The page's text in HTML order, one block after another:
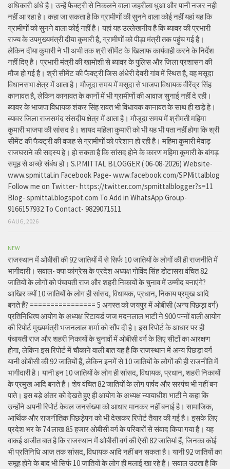
अधिकारी अंधे है। उन्हें फैक्ट्री से निकलने वाला जहरीला धुआ और पानी नजर नही
नहीं आ रहा है। कहा जा सकता है कि ग्रामीणों की सुनने वाला कोई नहीं यहां यह कि
ग्रामीणों को सुनने वाला कोई नहीं है। यहां यह उल्लेखनीय है कि ब्यावर की प्रभारी
राज्य के उपमुख्यमंत्री दीया कुमारी है, ग्रामीणों को पीड़ा मंत्री तक पहुंच गई है।
लेकिन दीया कुमारी ने भी अभी तक श्री सीमेंट के खिलाफ कार्यवाही करने के निर्देश
नहीं दिए है। प्रभारी मंत्री की खामोशी से ब्यावर के पुलिस और जिला प्रशासन की
मौज हो गई है। श्री सीमेंट की फैक्ट्री जिस अंधेरी देवरी गांव में स्थित है, वह मसूदा
विधानसभा क्षेत्र में आता है। मौजूदा समय में मसूदा से भाजपा विधायक वीरेंद्र सिंह
कानावत है, लेकिन कानावत के कानों में भी ग्रामीणों की आवाज सुनाई नहीं दे रही।
ब्यावर के भाजपा विधायक शंकर सिंह रावत भी विधायक कानावत के साथ ही खड़े हे।
ब्यावर जिला राजसमंद संसदीय क्षेत्र में आता है। मौजूदा समय में श्रीमती महिमा
कुमारी भाजपा की सांसद है। शायद महिला कुमारी को भी यह भी पता नहीं होगा कि श्री
सीमेंट की फैक्ट्री की वजह से ग्रामीणों को परेशान हो रही है। महिमा कुमारी मेवाड़
राजघराने की सदस्य हे। हो सकता है कि सांसद होने के कारण महिमा कुमारी के बांगड़
समूह से अच्छे संबंध हो। S.P.MITTAL BLOGGER ( 06-08-2026) Website-
www.spmittal.in Facebook Page- www.facebook.com/SPMittalblog
Follow me on Twitter- https://twitter.com/spmittalblogger?s=11
Blog- spmittal.blogspot.com To Add in WhatsApp Group-
9166157932 To Contact- 9829071511
6 AUG, 2026
NEW
राजस्थान में ओबीसी की 92 जातियों में से सिर्फ 10 जातियों के लोगों की ही राजनीति में
भागीदारी। सवाल- क्या कांग्रेस के प्रदेश अध्यक्ष गोविंद सिंह डोटासरा वंचित 82
जातियों के लोगों को पंचायती राज और शहरी निकायों के चुनाव में उम्मीद बनाएंगे?
आखिर क्यों 10 जातियों के लोग ही सांसद, विधायक, प्रधान, निकाय प्रमुख आदि
बनते हैं? ================ 5 अगस्त को जयपुर में ओबीसी (अन्य पिछड़ा वर्ग)
प्रतिनिधित्व आयोग के अध्यक्ष रिटायर्ड जज मदनलाल भाटी ने 900 पन्नों वाली आयोग
की रिपोर्ट मुख्यमंत्री भजनलाल शर्मा को सौंप दी है। इस रिपोर्ट के आधार पर ही
पंचायती राज और शहरी निकायों के चुनावों में ओबीसी वर्ग के लिए सीटों का आरक्षण
होगा, लेकिन इस रिपोर्ट में चौकाने वाली बात यह है कि राजस्थान में अन्य पिछड़ा वर्ग
यानी ओबीसी की 92 जातियों हैं, लेकिन इनमें से 10 जातियों के लोगों की ही राजनीति में
भागीदारी है। यानी इन 10 जातियों के लोग ही सांसद, विधायक, प्रधान, शहरी निकायों
के प्रमुख आदि बनते हैं। शेष वंचित 82 जातियों के लोग पार्षद और सरपंच भी नहीं बन
पाते। इस बड़े अंतर को देखते हुए ही आयोग के अध्यक्ष न्यायाधीश भाटी ने कहा कि
उन्होंने अपनी रिपोर्ट केवल जनसंख्या को आधार मानकर नहीं बनाई है। सामाजिक,
आर्थिक और राजनीतिक पिछड़ेपन को भी देखकर रिपोर्ट तैयार की गई है। इसके लिए
प्रदेश भर के 74 लाख 85 हजार ओबीसी वर्ग के परिवारों से संवाद किया गया है। यह
वाकई अजीत बात है कि राजस्थान में ओबीसी वर्ग की ऐसी 82 जातियां हैं, जिनका कोई
भी प्रतिनिधि आज तक सांसद, विधायक आदि नहीं बन सकता है। यानी 92 जातियों का
समूह होने के बाद भी सिर्फ 10 जातियों के लोग ही मलाई खा रहे हैं। सवाल उठता है कि